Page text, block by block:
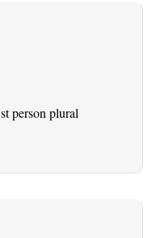
person plural